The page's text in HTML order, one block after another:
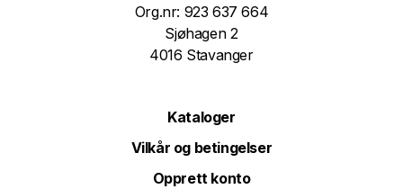
Org.nr: 923 637 664
Sjøhagen 2
4016 Stavanger
Kataloger
Vilkår og betingelser
Opprett konto